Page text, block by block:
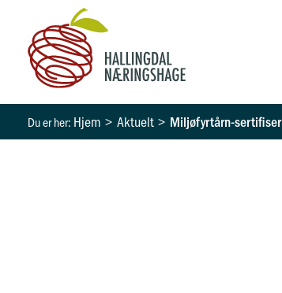
innholdet
Hjem Aktuelt Miljøfyrtårn-